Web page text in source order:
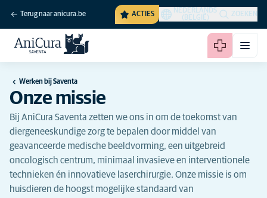
Terug naar anicura.be ACTIES
NEDERLANDS
(BELGIË)
ZOEKEN
Werken bij Saventa
Onze missie
Bij AniCura Saventa zetten we ons in om de toekomst van
diergeneeskundige zorg te bepalen door middel van
geavanceerde medische beeldvorming, een uitgebreid
oncologisch centrum, minimaal invasieve en interventionele
technieken én innovatieve laserchirurgie. Onze missie is om
huisdieren de hoogst mogelijke standaard van